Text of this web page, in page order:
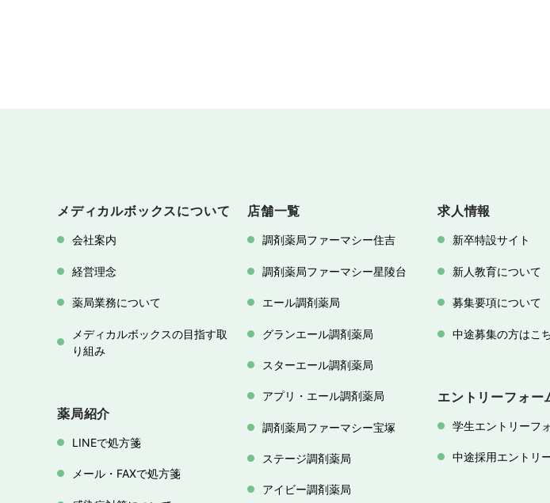
メディカルボックスについて
会社案内
経営理念
薬局業務について
メディカルボックスの目指す取
り組み
薬局紹介
LINEで処方箋
メール・FAXで処方箋
店舗一覧
調剤薬局ファーマシー住吉
調剤薬局ファーマシー星陵台
エール調剤薬局
グランエール調剤薬局
スターエール調剤薬局
アプリ・エール調剤薬局
調剤薬局ファーマシー宝塚
ステージ調剤薬局
アイビー調剤薬局
求人情報
新卒特設サイト
新人教育について
募集要項について
中途募集の方はこ
エントリーフォー
学生エントリーフ
中途採用エントリ